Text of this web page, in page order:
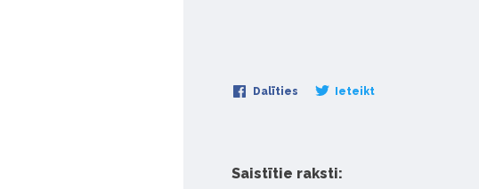
Dalīties Ieteikt
Saistītie raksti: